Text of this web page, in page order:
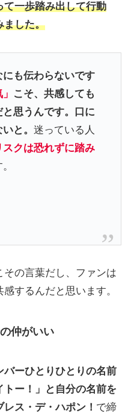
一歩踏み出して行動
ました。
も伝わらないです
こそ、共感しても
思うんです。口に
と。 迷っている人
スクは恐れずに踏み
の言葉だし、ファンは
するんだと思います。
仲がいい
バーひとりひとりの名前
ー！」と自分の名前を
ス・デ・ハポン！ で締